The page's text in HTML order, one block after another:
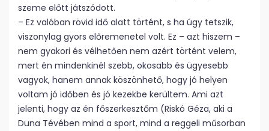
szeme előtt játszódott.
– Ez valóban rövid idő alatt történt, s ha úgy tetszik,
viszonylag gyors előremenetel volt. Ez – azt hiszem –
nem gyakori és vélhetően nem azért történt velem,
mert én mindenkinél szebb, okosabb és ügyesebb
vagyok, hanem annak köszönhető, hogy jó helyen
voltam jó időben és jó kezekbe kerültem. Ami azt
jelenti, hogy az én főszerkesztőm (Riskó Géza, aki a
Duna Tévében mind a sport, mind a reggeli műsorban